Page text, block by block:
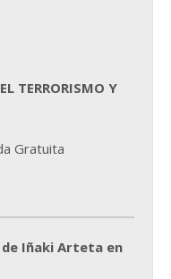
TERRORISMO Y
Gratuita
Iñaki Arteta en